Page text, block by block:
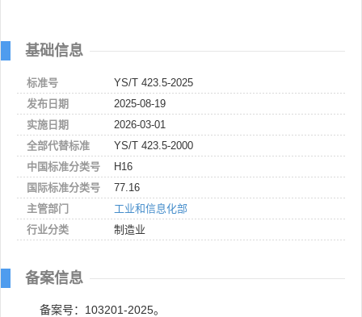
基础信息
标准号
YS/T 423.5-2025
发布日期
2025-08-19
实施日期
2026-03-01
全部代替标准
YS/T 423.5-2000
中国标准分类号
H16
国际标准分类号
77.16
主管部门
工业和信息化部
行业分类
制造业
备案信息
备案号：103201-2025。